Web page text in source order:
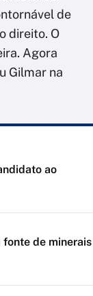
de
direito. O
Agora
Gilmar na
ao
de minerais